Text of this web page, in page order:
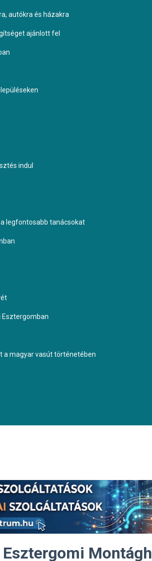
autókra és házakra
ajánlott fel
indul
legfontosabb tanácsokat
Esztergomban
a magyar vasút történetében
Montágh